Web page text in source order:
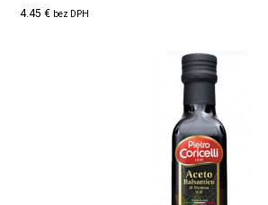
4.45 € bez DPH